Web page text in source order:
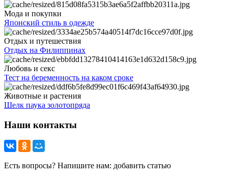
Мода и покупки
Японский стиль в одежде
Отдых и путешествия
Отдых на Филиппинах
Любовь и секс
Тест на беременность на каком сроке
Животные и растения
Шелк паука золотопряда
Наши контакты
Есть вопросы? Напишите нам: добавить статью